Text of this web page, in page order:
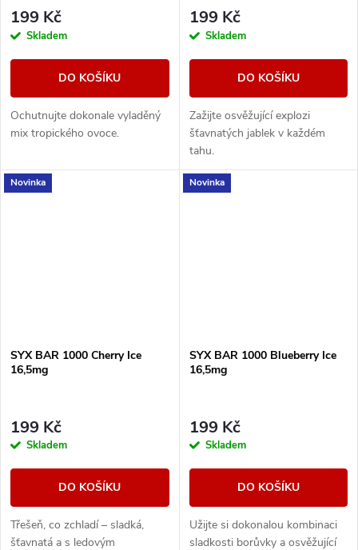
199 Kč
Skladem
DO KOŠÍKU
Ochutnujte dokonale vyladěný
mix tropického ovoce.
199 Kč
Skladem
DO KOŠÍKU
Zažijte osvěžující explozi
šťavnatých jablek v každém
tahu.
Novinka
SYX BAR 1000 Cherry Ice
16,5mg
199 Kč
Skladem
DO KOŠÍKU
Třešeň, co zchladí – sladká,
šťavnatá a s ledovým
Novinka
SYX BAR 1000 Blueberry Ice
16,5mg
199 Kč
Skladem
DO KOŠÍKU
Užijte si dokonalou kombinaci
sladkosti borůvky a osvěžující